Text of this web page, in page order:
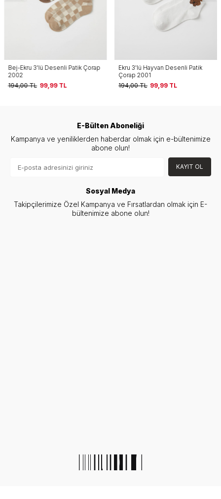
Bej-Ekru 3'lü Desenli Patik Çorap
2002
194,00TL 99,99TL
Ekru 3'lü Hayvan Desenli Patik
Çorap 2001
194,00TL 99,99TL
E-Bülten Aboneliği
Kampanya ve yeniliklerden haberdar olmak için e-bültenimize
abone olun!
KAYIT OL
Sosyal Medya
Takipçilerimize Özel Kampanya ve Fırsatlardan olmak için E-
bültenimize abone olun!